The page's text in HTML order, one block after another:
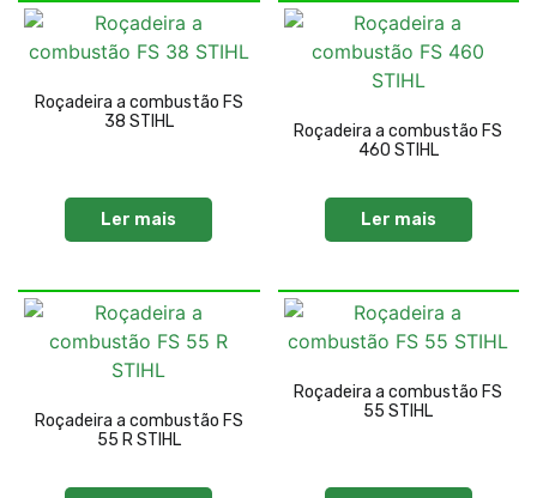
Roçadeira a combustão FS
38 STIHL
Ler mais
Roçadeira a combustão FS
460 STIHL
Ler mais
Roçadeira a combustão FS
55 R STIHL
Roçadeira a combustão FS
55 STIHL